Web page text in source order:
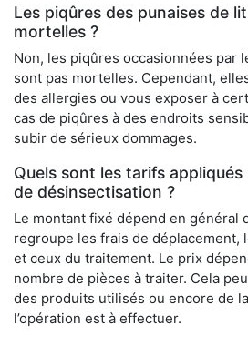
Les piqûres des punaises de
mortelles ?
Non, les piqûres occasionnées par
sont pas mortelles. Cependant,
des allergies ou vous exposer à
cas de piqûres à des endroits
subir de sérieux dommages.
Quels sont les tarifs
de désinsectisation ?
Le montant fixé dépend en général
regroupe les frais de déplacement,
et ceux du traitement. Le prix
nombre de pièces à traiter. Cela
des produits utilisés ou encore de
l’opération est à effectuer.